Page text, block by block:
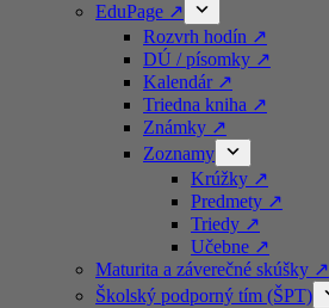
EduPage ↗️
Rozvrh hodín ↗️
DÚ / písomky ↗️
Kalendár ↗️
Triedna kniha ↗️
Známky ↗️
Zoznamy
Krúžky ↗️
Predmety ↗️
Triedy ↗️
Učebne ↗️
Maturita a záverečné skúšky ↗️
Školský podporný tím (ŠPT)